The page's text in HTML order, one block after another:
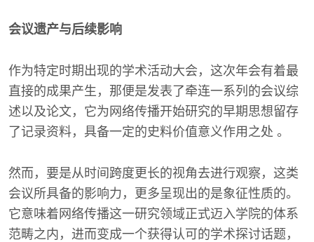
会议遗产与后续影响
作为特定时期出现的学术活动大会，这次年会有着最
直接的成果产生，那便是发表了牵连一系列的会议综
述以及论文，它为网络传播开始研究的早期思想留存
了记录资料，具备一定的史料价值意义作用之处 。
然而，要是从时间跨度更长的视角去进行观察，这类
会议所具备的影响力，更多呈现出的是象征性质的。
它意味着网络传播这一研究领域正式迈入学院的体系
范畴之内，进而变成一个获得认可的学术探讨话题，